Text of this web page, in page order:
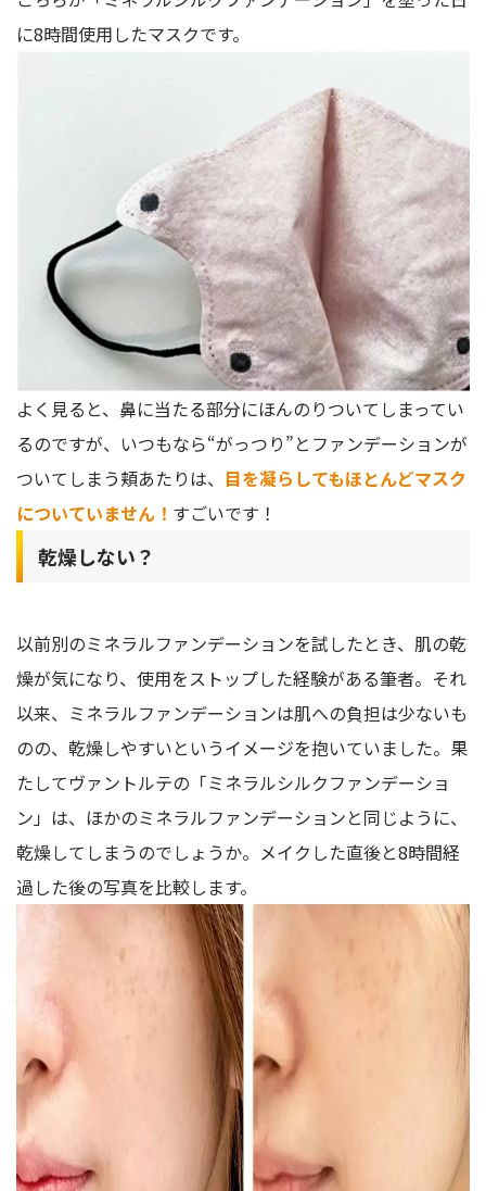
に8時間使用したマスクです。
よく見ると、鼻に当たる部分にほんのりついてしまってい
るのですが、いつもなら“がっつり”とファンデーションが
ついてしまう頬あたりは、 目を凝らしてもほとんどマスク
についていません！ すごいです！
乾燥しない？
以前別のミネラルファンデーションを試したとき、肌の乾
燥が気になり、使用をストップした経験がある筆者。それ
以来、ミネラルファンデーションは肌への負担は少ないも
のの、乾燥しやすいというイメージを抱いていました。果
たしてヴァントルテの「ミネラルシルクファンデーショ
ン」は、ほかのミネラルファンデーションと同じように、
乾燥してしまうのでしょうか。メイクした直後と8時間経
過した後の写真を比較します。